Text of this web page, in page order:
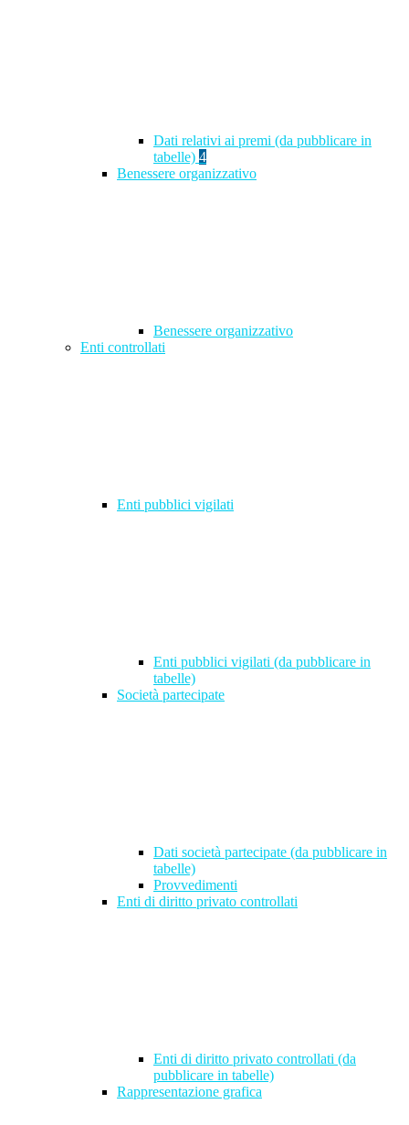
Dati relativi ai premi (da pubblicare in
tabelle) 4
Benessere organizzativo
Benessere organizzativo
Enti controllati
Enti pubblici vigilati
Enti pubblici vigilati (da pubblicare in
tabelle)
Società partecipate
Dati società partecipate (da pubblicare in
tabelle)
Provvedimenti
Enti di diritto privato controllati
Enti di diritto privato controllati (da
pubblicare in tabelle)
Rappresentazione grafica